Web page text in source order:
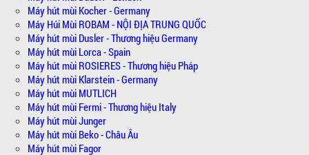
Máy hút mùi Kocher - Germany
Máy Húi Mùi ROBAM - NỘI ĐỊA TRUNG QUỐC
Máy hút mùi Dusler - Thương hiệu Germany
Máy hút mùi Lorca - Spain
Máy hút mùi ROSIERES - Thương hiệu Pháp
Máy hút mùi Klarstein - Germany
Máy hút mùi MUTLICH
Máy hút mùi Fermi - Thương hiệu Italy
Máy hút mùi Junger
Máy hút mùi Beko - Châu Âu
Máy hút mùi Fagor